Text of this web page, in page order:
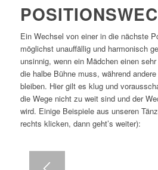
Ein Wechsel von einer in die nächste
möglichst unauffällig und harmonisch
unsinnig, wenn ein Mädchen einen
die halbe Bühne muss, während
bleiben. Hier gilt es klug und
die Wege nicht zu weit sind und der
wird. Einige Beispiele aus unseren
rechts klicken, dann geht’s weiter):